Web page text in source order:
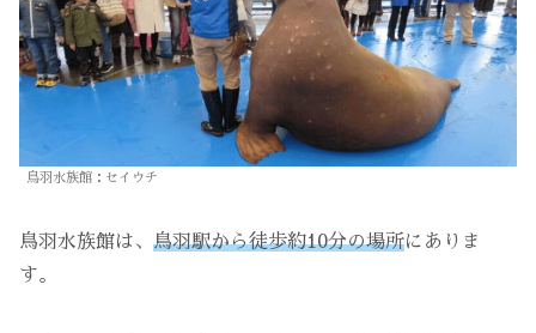
鳥羽水族館：セイウチ
鳥羽水族館は、 鳥羽駅から徒歩約10分の場所にありま
す。